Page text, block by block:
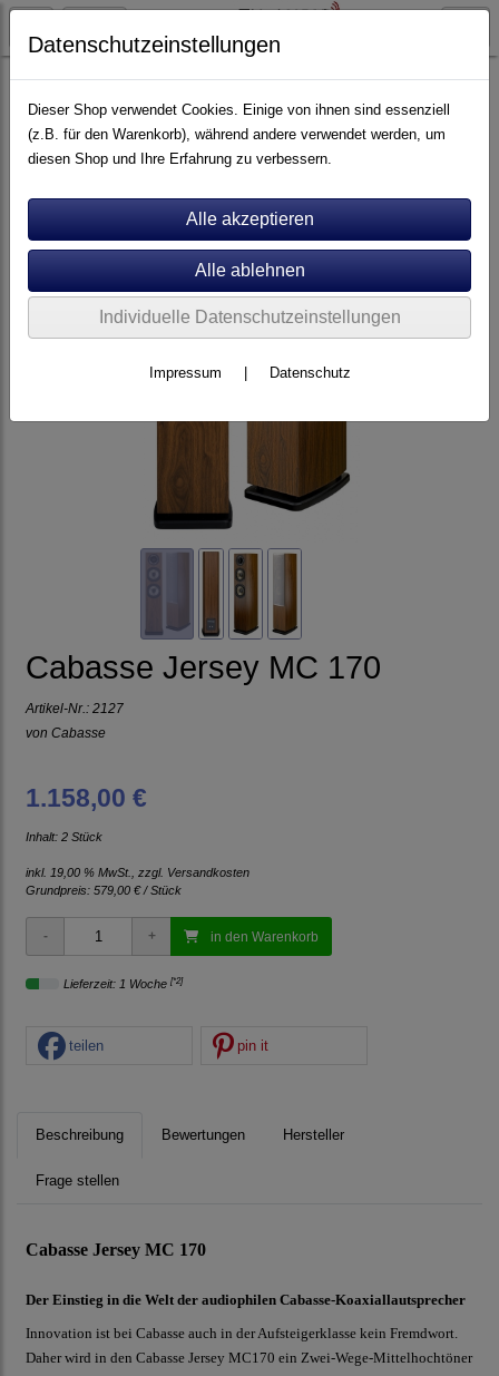
Artikel nach Marken A - E Cabasse
Cabasse Jersey MC 170
Artikel-Nr.: 2127
von Cabasse
1.158,00 €
Inhalt: 2 Stück
inkl. 19,00 % MwSt., zzgl. Versandkosten
Grundpreis: 579,00 € / Stück
in den Warenkorb
Lieferzeit: 1 Woche [*2]
teilen pin it
Beschreibung Bewertungen Hersteller
Frage stellen
Cabasse Jersey MC 170
Der Einstieg in die Welt der audiophilen Cabasse-Koaxiallautsprecher
Innovation ist bei Cabasse auch in der Aufsteigerklasse kein Fremdwort.
Daher wird in den Cabasse Jersey MC170 ein Zwei-Wege-Mittelhochtöner
Datenschutzeinstellungen
Dieser Shop verwendet Cookies. Einige von ihnen sind essenziell
(z.B. für den Warenkorb), während andere verwendet werden, um
diesen Shop und Ihre Erfahrung zu verbessern.
Individuelle Datenschutzeinstellungen
Impressum Datenschutz